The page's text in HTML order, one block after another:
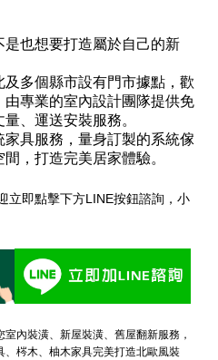
也想要打造屬於自己的新
多個縣市設有門市據點，歡
由專業的室內設計團隊提供免
、運送安裝服務。
具服務，量身訂製的系統傢
，打造完美居家體驗。
立即點擊下方LINE按鈕諮詢，小
內裝潢、新屋裝潢、舊屋翻新服務，
梣木、柚木家具完美打造北歐風裝